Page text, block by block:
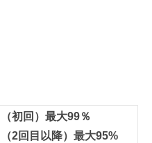
（初回）最大99％
（2回目以降）最大95%